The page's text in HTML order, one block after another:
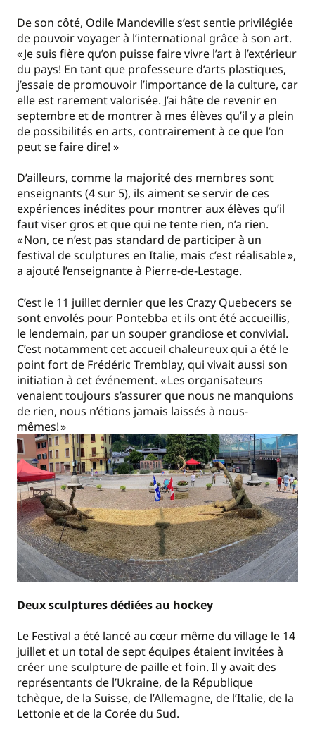
De son côté, Odile Mandeville s’est sentie privilégiée
de pouvoir voyager à l’international grâce à son art.
« Je suis fière qu’on puisse faire vivre l’art à l’extérieur
du pays! En tant que professeure d’arts plastiques,
j’essaie de promouvoir l’importance de la culture, car
elle est rarement valorisée. J’ai hâte de revenir en
septembre et de montrer à mes élèves qu’il y a plein
de possibilités en arts, contrairement à ce que l’on
peut se faire dire! »
D’ailleurs, comme la majorité des membres sont
enseignants (4 sur 5), ils aiment se servir de ces
expériences inédites pour montrer aux élèves qu’il
faut viser gros et que qui ne tente rien, n’a rien.
« Non, ce n’est pas standard de participer à un
festival de sculptures en Italie, mais c’est réalisable »,
a ajouté l’enseignante à Pierre-de-Lestage.
C’est le 11 juillet dernier que les Crazy Quebecers se
sont envolés pour Pontebba et ils ont été accueillis,
le lendemain, par un souper grandiose et convivial.
C’est notamment cet accueil chaleureux qui a été le
point fort de Frédéric Tremblay, qui vivait aussi son
initiation à cet événement. « Les organisateurs
venaient toujours s’assurer que nous ne manquions
de rien, nous n’étions jamais laissés à nous-
mêmes! »
Deux sculptures dédiées au hockey
Le Festival a été lancé au cœur même du village le 14
juillet et un total de sept équipes étaient invitées à
créer une sculpture de paille et foin. Il y avait des
représentants de l’Ukraine, de la République
tchèque, de la Suisse, de l’Allemagne, de l’Italie, de la
Lettonie et de la Corée du Sud.